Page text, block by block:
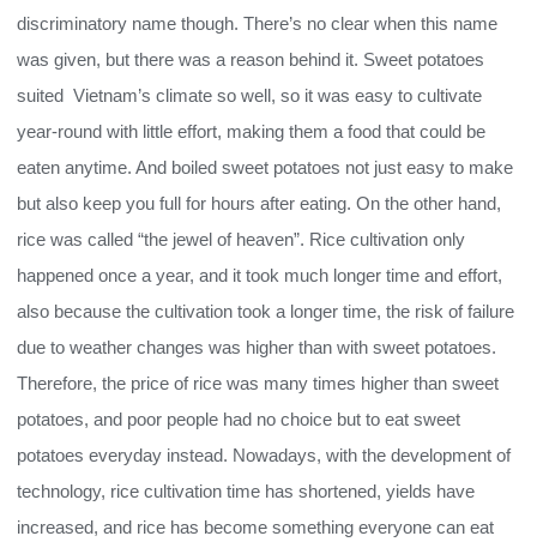
discriminatory name though. There’s no clear when this name
was given, but there was a reason behind it. Sweet potatoes
suited Vietnam’s climate so well, so it was easy to cultivate
year-round with little effort, making them a food that could be
eaten anytime. And boiled sweet potatoes not just easy to make
but also keep you full for hours after eating. On the other hand,
rice was called “the jewel of heaven”. Rice cultivation only
happened once a year, and it took much longer time and effort,
also because the cultivation took a longer time, the risk of failure
due to weather changes was higher than with sweet potatoes.
Therefore, the price of rice was many times higher than sweet
potatoes, and poor people had no choice but to eat sweet
potatoes everyday instead. Nowadays, with the development of
technology, rice cultivation time has shortened, yields have
increased, and rice has become something everyone can eat